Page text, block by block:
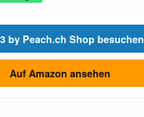
by Peach.ch Shop besuchen
Auf Amazon ansehen